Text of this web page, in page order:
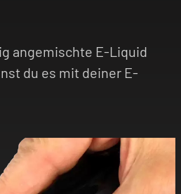
angemischte E-Liquid
du es mit deiner E-